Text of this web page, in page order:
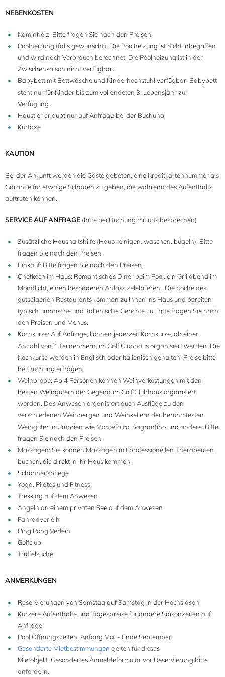
NEBENKOSTEN
Kaminholz: Bitte fragen Sie nach den Preisen.
Poolheizung (falls gewünscht): Die Poolheizung ist nicht inbegriffen
und wird nach Verbrauch berechnet. Die Poolheizung ist in der
Zwischensaison nicht verfügbar.
Babybett mit Bettwäsche und Kinderhochstuhl verfügbar. Babybett
steht nur für Kinder bis zum vollendeten 3. Lebensjahr zur
Verfügung.
Haustier erlaubt nur auf Anfrage bei der Buchung
Kurtaxe
KAUTION
Bei der Ankunft werden die Gäste gebeten, eine Kreditkartennummer als
Garantie für etwaige Schäden zu geben, die während des Aufenthalts
auftreten können.
SERVICE AUF ANFRAGE (bitte bei Buchung mit uns besprechen)
Zusätzliche Haushaltshilfe (Haus reinigen, waschen, bügeln): Bitte
fragen Sie nach den Preisen.
Einkauf: Bitte fragen Sie nach den Preisen.
Chefkoch im Haus: Romantisches Diner beim Pool, ein Grillabend im
Mondlicht, einen besonderen Anlass zelebrieren…Die Köche des
gutseigenen Restaurants kommen zu Ihnen ins Haus und bereiten
typisch umbrische und italienische Gerichte zu. Bitte fragen Sie nach
den Preisen und Menus.
Kochkurse: Auf Anfrage, können jederzeit Kochkurse, ab einer
Anzahl von 4 Teilnehmern, im Golf Clubhaus organisiert werden. Die
Kochkurse werden in Englisch oder Italienisch gehalten. Preise bitte
bei Buchung erfragen.
Weinprobe: Ab 4 Personen können Weinverkostungen mit den
besten Weingütern der Gegend im Golf Clubhaus organisiert
werden. Das Anwesen organisiert auch Ausflüge zu den
verschiedenen Weinbergen und Weinkellern der berühmtesten
Weingüter in Umbrien wie Montefalco, Sagrantino und andere. Bitte
fragen Sie nach den Preisen.
Massagen: Sie können Massagen mit professionellen Therapeuten
buchen, die direkt in Ihr Haus kommen.
Schönheitspflege
Yoga, Pilates und Fitness
Trekking auf dem Anwesen
Angeln an einem privaten See auf dem Anwesen
Fahradverleih
Ping Pong Verleih
Golfclub
Trüffelsuche
ANMERKUNGEN
Reservierungen von Samstag auf Samstag in der Hochsiason
Kürzere Aufenthalte und Tagespreise für andere Saisonzeiten auf
Anfrage
Pool Öffnungszeiten: Anfang Mai - Ende September
Gesonderte Mietbestimmungen gelten für dieses
Mietobjekt. Gesondertes Anmeldeformular vor Reservierung bitte
anfordern.